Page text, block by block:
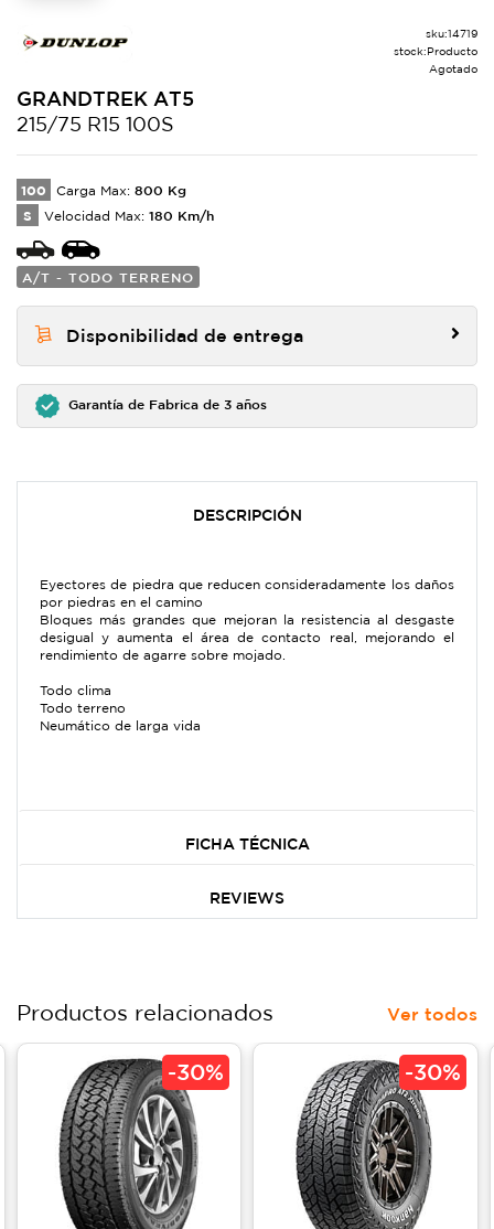
sku:14719
stock:Producto
Agotado
GRANDTREK AT5
215/75 R15 100S
100 Carga Max: 800 Kg
S Velocidad Max: 180 Km/h
A/T - TODO TERRENO
Disponibilidad de entrega
Garantía de Fabrica de 3 años
DESCRIPCIÓN
Eyectores de piedra que reducen consideradamente los daños
por piedras en el camino
Bloques más grandes que mejoran la resistencia al desgaste
desigual y aumenta el área de contacto real, mejorando el
rendimiento de agarre sobre mojado.
Todo clima
Todo terreno
Neumático de larga vida
FICHA TÉCNICA
REVIEWS
Productos relacionados Ver todos
-30% -30%